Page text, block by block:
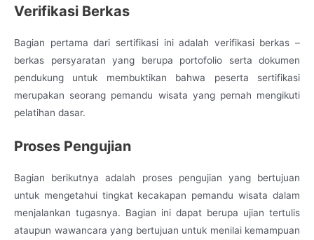
Verifikasi Berkas
Bagian pertama dari sertifikasi ini adalah verifikasi berkas –
berkas persyaratan yang berupa portofolio serta dokumen
pendukung untuk membuktikan bahwa peserta sertifikasi
merupakan seorang pemandu wisata yang pernah mengikuti
pelatihan dasar.
Proses Pengujian
Bagian berikutnya adalah proses pengujian yang bertujuan
untuk mengetahui tingkat kecakapan pemandu wisata dalam
menjalankan tugasnya. Bagian ini dapat berupa ujian tertulis
ataupun wawancara yang bertujuan untuk menilai kemampuan